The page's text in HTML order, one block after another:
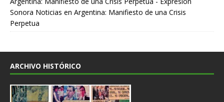
Sonora Noticias en Argentina: Manifiesto de una Crisis
Perpetua
ARCHIVO HISTÓRICO